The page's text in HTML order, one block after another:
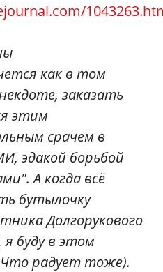
как в том
заказать
этим
срачем в
эдакой борьбой
А когда всё
бутылочку
Долгорукового
буду в этом
радует тоже).